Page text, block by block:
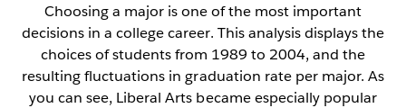
Choosing a major is one of the most important
decisions in a college career. This analysis displays the
choices of students from 1989 to 2004, and the
resulting fluctuations in graduation rate per major. As
you can see, Liberal Arts became especially popular